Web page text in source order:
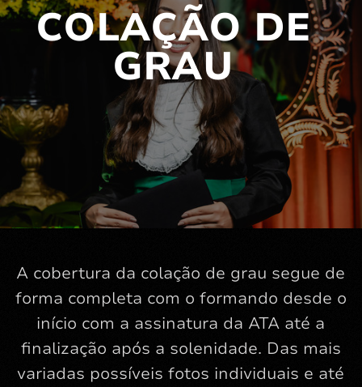
COLAÇÃO DE
GRAU
A cobertura da colação de grau segue de
forma completa com o formando desde o
início com a assinatura da ATA até a
finalização após a solenidade. Das mais
variadas possíveis fotos individuais e até